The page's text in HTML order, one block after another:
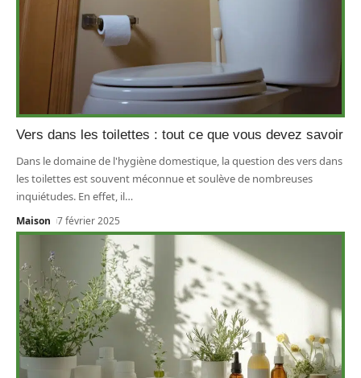
Vers dans les toilettes : tout ce que vous devez savoir
Dans le domaine de l'hygiène domestique, la question des vers dans
les toilettes est souvent méconnue et soulève de nombreuses
inquiétudes. En effet, il…
Maison 7 février 2025